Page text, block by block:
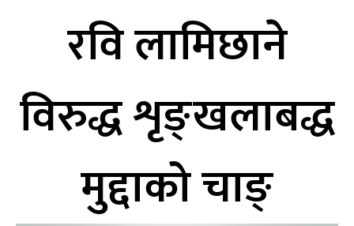
रवि लामिछाने
विरुद्ध शृङ्खलाबद्ध
मुद्दाको चाङ्